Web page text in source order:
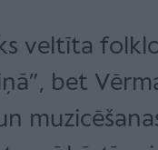
veltīta
bet